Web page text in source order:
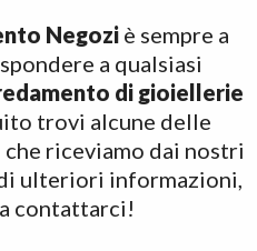
Negozi è sempre a
a qualsiasi
di gioiellerie
trovi alcune delle
riceviamo dai nostri
ulteriori informazioni,
contattarci!